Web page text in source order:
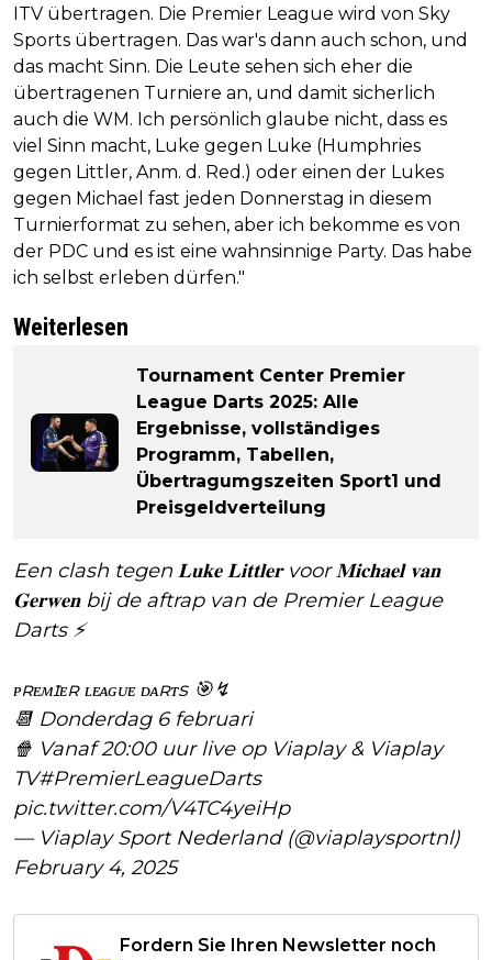
ITV übertragen. Die Premier League wird von Sky
Sports übertragen. Das war's dann auch schon, und
das macht Sinn. Die Leute sehen sich eher die
übertragenen Turniere an, und damit sicherlich
auch die WM. Ich persönlich glaube nicht, dass es
viel Sinn macht, Luke gegen Luke (Humphries
gegen Littler, Anm. d. Red.) oder einen der Lukes
gegen Michael fast jeden Donnerstag in diesem
Turnierformat zu sehen, aber ich bekomme es von
der PDC und es ist eine wahnsinnige Party. Das habe
ich selbst erleben dürfen."
Weiterlesen
Tournament Center Premier
League Darts 2025: Alle
Ergebnisse, vollständiges
Programm, Tabellen,
Übertragumgszeiten Sport1 und
Preisgeldverteilung
Een clash tegen 𝐋𝐮𝐤𝐞 𝐋𝐢𝐭𝐭𝐥𝐞𝐫 voor 𝐌𝐢𝐜𝐡𝐚𝐞𝐥 𝐯𝐚𝐧
𝐆𝐞𝐫𝐰𝐞𝐧 bij de aftrap van de Premier League
Darts ⚡
ᴘʀᴇᴍɪᴇʀ ʟᴇᴀɢᴜᴇ ᴅᴀʀᴛs 🎯↯
📆 Donderdag 6 februari
🍿 Vanaf 20:00 uur live op Viaplay & Viaplay
TV#PremierLeagueDarts
pic.twitter.com/V4TC4yeiHp
— Viaplay Sport Nederland (@viaplaysportnl)
February 4, 2025
Fordern Sie Ihren Newsletter noch